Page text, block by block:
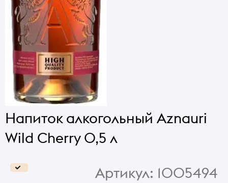
Напиток алкогольный Aznauri
Wild Cherry 0,5 л
Артикул: 1005494